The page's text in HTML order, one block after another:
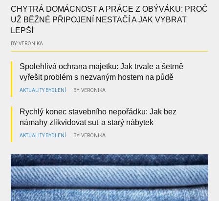
CHYTRÁ DOMÁCNOST A PRÁCE Z OBÝVÁKU: PROČ
UŽ BĚŽNÉ PŘIPOJENÍ NESTAČÍ A JAK VYBRAT
LEPŠÍ
BY: VERONIKA
Spolehlivá ochrana majetku: Jak trvale a šetrně
vyřešit problém s nezvaným hostem na půdě
AKTUALITY BYDLENÍ BY: VERONIKA
Rychlý konec stavebního nepořádku: Jak bez
námahy zlikvidovat suť a starý nábytek
AKTUALITY BYDLENÍ BY: VERONIKA